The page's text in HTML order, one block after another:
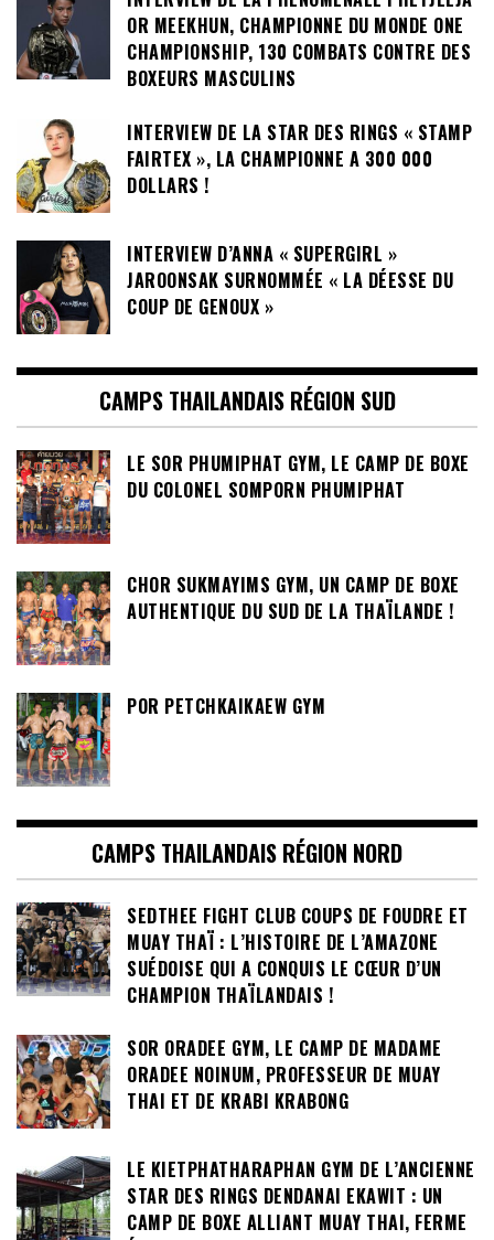
OR MEEKHUN, CHAMPIONNE DU MONDE ONE
CHAMPIONSHIP, 130 COMBATS CONTRE DES
BOXEURS MASCULINS
INTERVIEW DE LA STAR DES RINGS « STAMP
FAIRTEX », LA CHAMPIONNE A 300 000
DOLLARS !
INTERVIEW D’ANNA « SUPERGIRL »
JAROONSAK SURNOMMÉE « LA DÉESSE DU
COUP DE GENOUX »
CAMPS THAILANDAIS RÉGION SUD
LE SOR PHUMIPHAT GYM, LE CAMP DE BOXE
DU COLONEL SOMPORN PHUMIPHAT
CHOR SUKMAYIMS GYM, UN CAMP DE BOXE
AUTHENTIQUE DU SUD DE LA THAÏLANDE !
POR PETCHKAIKAEW GYM
CAMPS THAILANDAIS RÉGION NORD
SEDTHEE FIGHT CLUB COUPS DE FOUDRE ET
MUAY THAÏ : L’HISTOIRE DE L’AMAZONE
SUÉDOISE QUI A CONQUIS LE CŒUR D’UN
CHAMPION THAÏLANDAIS !
SOR ORADEE GYM, LE CAMP DE MADAME
ORADEE NOINUM, PROFESSEUR DE MUAY
THAI ET DE KRABI KRABONG
LE KIETPHATHARAPHAN GYM DE L’ANCIENNE
STAR DES RINGS DENDANAI EKAWIT : UN
CAMP DE BOXE ALLIANT MUAY THAI, FERME